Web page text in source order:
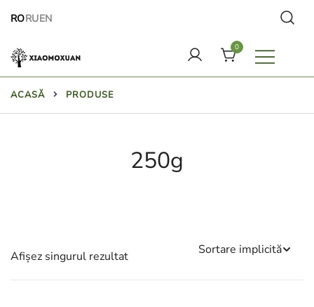
direct
conținut
RORUEN
Lumea cosmeticelor naturale Xiaomoxuan
0
ACASĂ PRODUSE
250g
Afișez singurul rezultat